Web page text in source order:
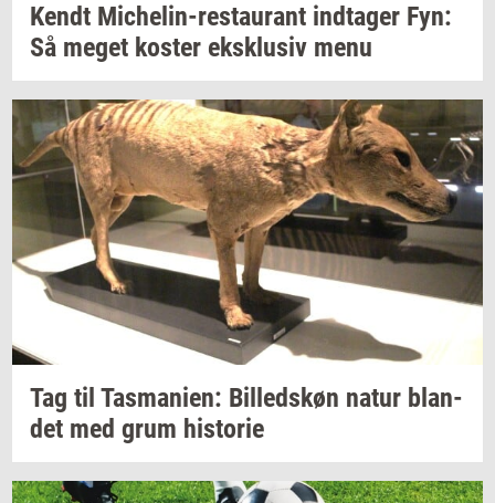
Kendt Michelin-​restaurant ind­ta­ger Fyn:
Så meget ko­ster eks­klu­siv menu
Tag til Tas­ma­ni­en: Bil­leds­køn natur blan­
det med grum hi­sto­rie